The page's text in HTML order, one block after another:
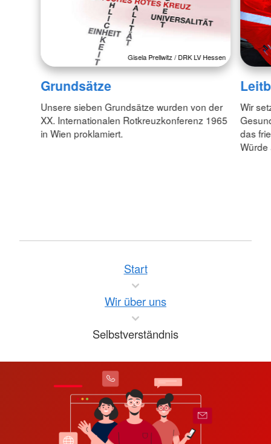
Gisela Prellwitz / DRK LV Hessen
Grundsätze
Unsere sieben Grundsätze wurden von der
XX. Internationalen Rotkreuzkonferenz 1965
in Wien proklamiert.
Wir
das
Würde
Start
Wir über uns
Selbstverständnis